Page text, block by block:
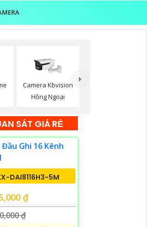
Camera Kbvision
Hồng Ngoại
SÁT GIÁ RẺ
DAI8116H3-5M
₫
₫